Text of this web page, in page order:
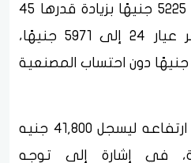
جرام الذهب عيار 21 إلى 5225 جنيهًا بزيادة قدرها 45
جنيهًا، بينما ارتفع سعر عيار 24 إلى 5971 جنيهًا،
وسجل عيار 18 نحو 4478 جنيهًا دون احتساب المصنعية
كما واصل الجنيه الذهب ارتفاعه ليسجل 41,800 جنيه
في إشارة إلى توجه